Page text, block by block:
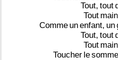
Tout, tout
Tout
Comme unenfant, un
Tout, tout
Tout
Toucher le